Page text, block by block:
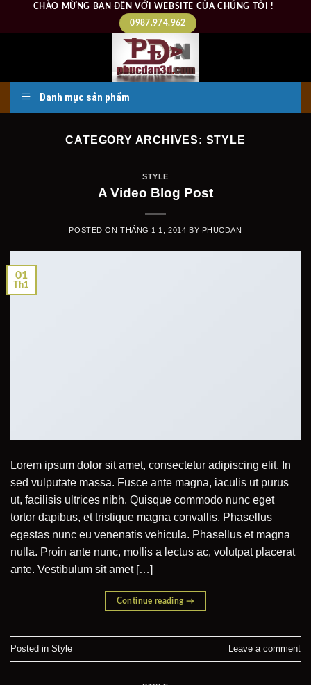
CHÀO MỪNG BẠN ĐẾN VỚI WEBSITE CỦA CHÚNG TÔI !
0987.974.962
Danh mục sản phẩm
CATEGORY ARCHIVES: STYLE
STYLE
A Video Blog Post
POSTED ONTHÁNG 1 1, 2014 BY PHUCDAN
01
Th1
Lorem ipsum dolor sit amet, consectetur adipiscing elit. In
sed vulputate massa. Fusce ante magna, iaculis ut purus
ut, facilisis ultrices nibh. Quisque commodo nunc eget
tortor dapibus, et tristique magna convallis. Phasellus
egestas nunc eu venenatis vehicula. Phasellus et magna
nulla. Proin ante nunc, mollis a lectus ac, volutpat placerat
ante. Vestibulum sit amet […]
Continue reading →
Posted in Style Leave a comment